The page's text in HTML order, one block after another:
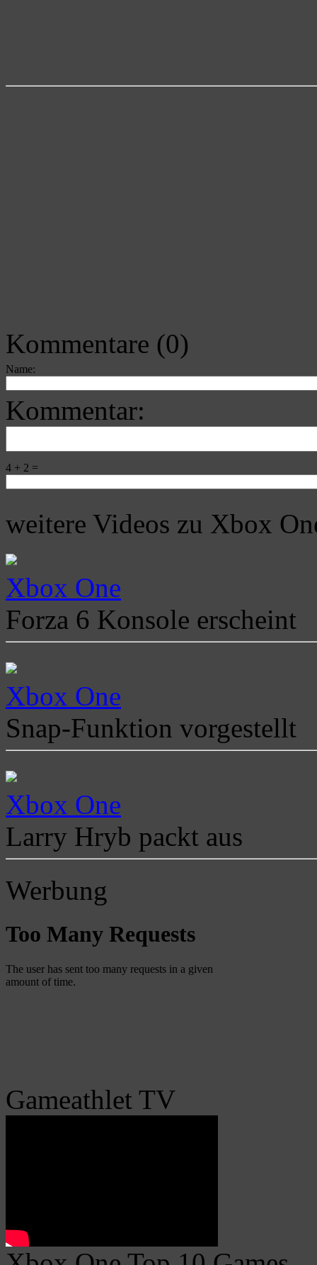
Kommentare (0)
Name:
Kommentar:
4 + 2 =
weitere Videos zu Xbox
Xbox One
Forza 6 Konsole erscheint
Xbox One
Snap-Funktion vorgestellt
Xbox One
Larry Hryb packt aus
Werbung
Gameathlet TV